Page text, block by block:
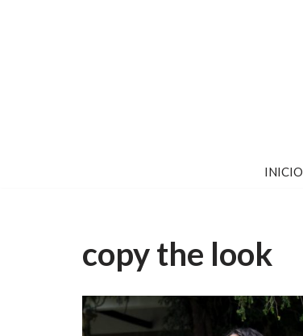
INICIO
copy the look